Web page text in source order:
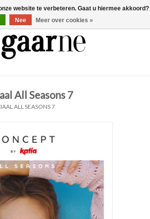
0 Artikelen - €0,00
All Seasons 7
ALL SEASONS 7
website te verbeteren. Gaat u hiermee akkoord?
Nee Meer over cookies »